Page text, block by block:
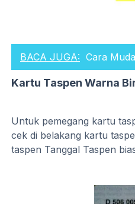
BACA JUGA: Cara
Kartu Taspen Warna
Untuk pemegang kartu
cek di belakang kartu
taspen Tanggal Taspen